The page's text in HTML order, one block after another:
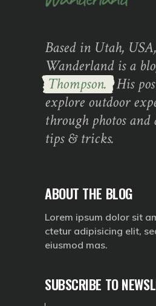
Based in Utah, USA,
Wanderland is a
Thompson. His
explore outdoor
through photos
tips & tricks.
ABOUT THE BLOG
Lorem ipsum dolor sit
ctetur adipisicing elit,
eiusmod mas.
SUBSCRIBE TO